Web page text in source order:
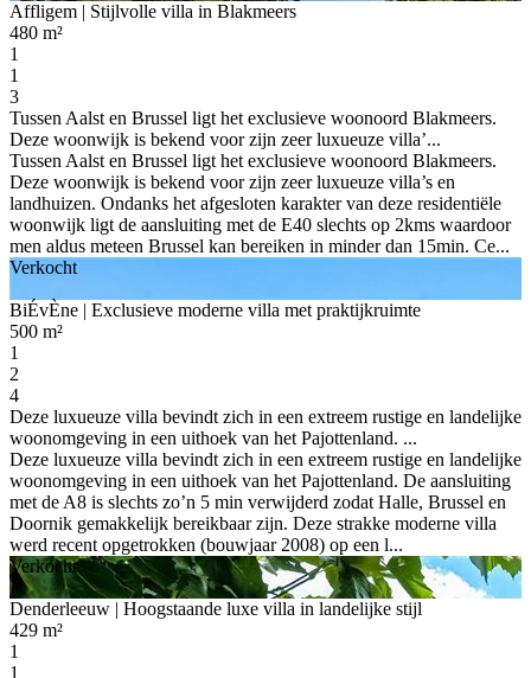
Affligem | Stijlvolle villa in Blakmeers
480 m²
1
1
3
Tussen Aalst en Brussel ligt het exclusieve woonoord Blakmeers.
Deze woonwijk is bekend voor zijn zeer luxueuze villa’...
Tussen Aalst en Brussel ligt het exclusieve woonoord Blakmeers.
Deze woonwijk is bekend voor zijn zeer luxueuze villa’s en
landhuizen. Ondanks het afgesloten karakter van deze residentiële
woonwijk ligt de aansluiting met de E40 slechts op 2kms waardoor
men aldus meteen Brussel kan bereiken in minder dan 15min. Ce...
Verkocht
BiÉvÈne | Exclusieve moderne villa met praktijkruimte
500 m²
1
2
4
Deze luxueuze villa bevindt zich in een extreem rustige en landelijke
woonomgeving in een uithoek van het Pajottenland. ...
Deze luxueuze villa bevindt zich in een extreem rustige en landelijke
woonomgeving in een uithoek van het Pajottenland. De aansluiting
met de A8 is slechts zo’n 5 min verwijderd zodat Halle, Brussel en
Doornik gemakkelijk bereikbaar zijn. Deze strakke moderne villa
werd recent opgetrokken (bouwjaar 2008) op een l...
Verkocht
Denderleeuw | Hoogstaande luxe villa in landelijke stijl
429 m²
1
1